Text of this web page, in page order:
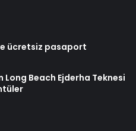
ücretsiz pasaport
Long Beach Ejderha Teknesi